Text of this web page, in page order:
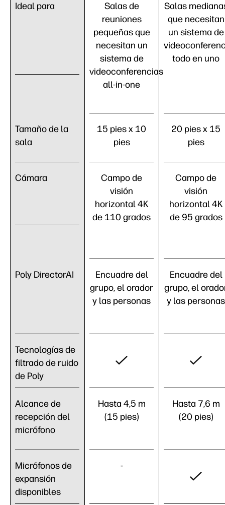
Ideal para
Tamaño de la
sala
Cámara
Poly DirectorAI
Tecnologías de
filtrado de ruido
de Poly
Alcance de
recepción del
micrófono
Micrófonos de
expansión
disponibles
Salas de
reuniones
pequeñas que
necesitan un
sistema de
videoconferencias
all-in-one
15 pies x 10
pies
Campo de
visión
horizontal 4K
de 110 grados
Encuadre del
grupo, el orador
y las personas
Hasta 4,5 m
(15 pies)
-
Salas
que necesitan
un sistema de
todo en uno
20 pies x 15
pies
Campo de
visión
horizontal 4K
de 95 grados
Encuadre del
grupo, el
y las personas
Hasta 7,6 m
(20 pies)